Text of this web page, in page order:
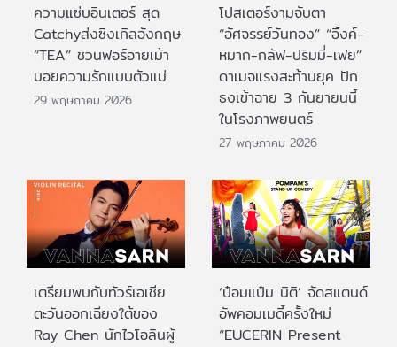
ความแซ่บอินเตอร์ สุด
Catchyส่งซิงเกิลอังกฤษ
“TEA” ชวนฟอร์อายเม้า
มอยความรักแบบตัวแม่
29 พฤษภาคม 2026
โปสเตอร์งามจับตา
“อัศจรรย์วันทอง” “อิ้งค์-
หมาก-กลัฟ-ปริมมี่-เฟย”
ดาเมจแรงสะท้านยุค ปัก
ธงเข้าฉาย 3 กันยายนนี้
ในโรงภาพยนตร์
27 พฤษภาคม 2026
เตรียมพบกับทัวร์เอเชีย
ตะวันออกเฉียงใต้ของ
Ray Chen นักไวโอลินผู้
‘ป๋อมแป๋ม นิติ’ จัดสแตนด์
อัพคอมเมดี้ครั้งใหม่
“EUCERIN Present